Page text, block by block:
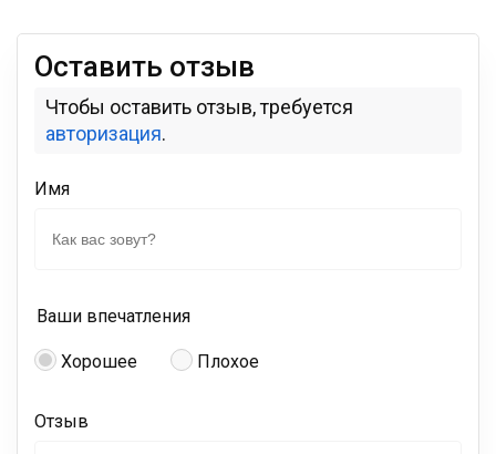
Оставить отзыв
Чтобы оставить отзыв, требуется
авторизация.
Имя
Ваши впечатления
Хорошее Плохое
Отзыв